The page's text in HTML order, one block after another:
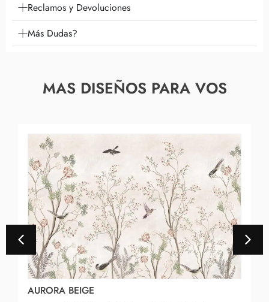
Reclamos y Devoluciones
Más Dudas?
MAS DISEÑOS PARA VOS
AURORA BEIGE